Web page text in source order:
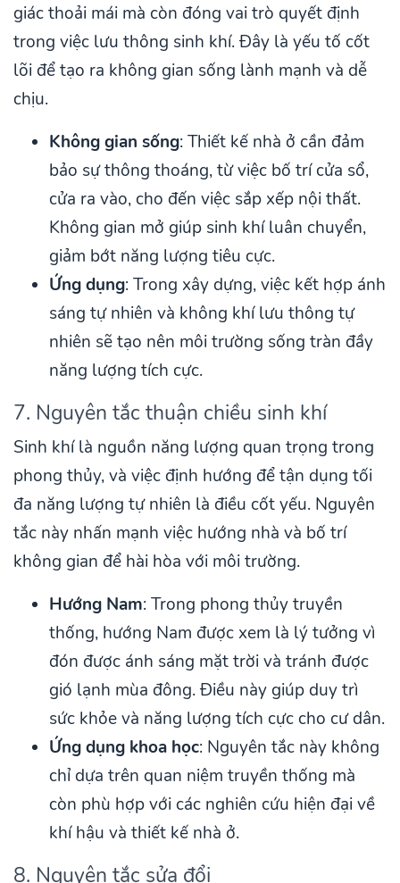
giác thoải mái mà còn đóng vai trò quyết định
trong việc lưu thông sinh khí. Đây là yếu tố cốt
lõi để tạo ra không gian sống lành mạnh và dễ
chịu.
Không gian sống: Thiết kế nhà ở cần đảm
bảo sự thông thoáng, từ việc bố trí cửa sổ,
cửa ra vào, cho đến việc sắp xếp nội thất.
Không gian mở giúp sinh khí luân chuyển,
giảm bớt năng lượng tiêu cực.
Ứng dụng: Trong xây dựng, việc kết hợp ánh
sáng tự nhiên và không khí lưu thông tự
nhiên sẽ tạo nên môi trường sống tràn đầy
năng lượng tích cực.
7. Nguyên tắc thuận chiều sinh khí
Sinh khí là nguồn năng lượng quan trọng trong
phong thủy, và việc định hướng để tận dụng tối
đa năng lượng tự nhiên là điều cốt yếu. Nguyên
tắc này nhấn mạnh việc hướng nhà và bố trí
không gian để hài hòa với môi trường.
Hướng Nam: Trong phong thủy truyền
thống, hướng Nam được xem là lý tưởng vì
đón được ánh sáng mặt trời và tránh được
gió lạnh mùa đông. Điều này giúp duy trì
sức khỏe và năng lượng tích cực cho cư dân.
Ứng dụng khoa học: Nguyên tắc này không
chỉ dựa trên quan niệm truyền thống mà
còn phù hợp với các nghiên cứu hiện đại về
khí hậu và thiết kế nhà ở.
8. Nguyên tắc sửa đổi